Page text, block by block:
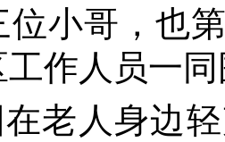
位小哥，也
作人员一
老人身边